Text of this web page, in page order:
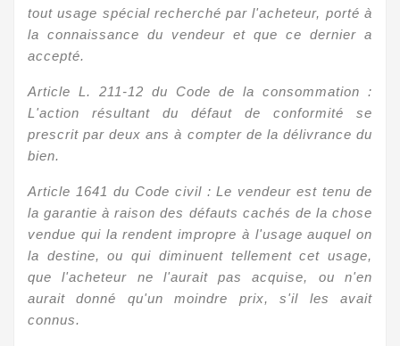
tout usage spécial recherché par l'acheteur, porté à
la connaissance du vendeur et que ce dernier a
accepté.
Article L. 211-12 du Code de la consommation :
L'action résultant du défaut de conformité se
prescrit par deux ans à compter de la délivrance du
bien.
Article 1641 du Code civil : Le vendeur est tenu de
la garantie à raison des défauts cachés de la chose
vendue qui la rendent impropre à l'usage auquel on
la destine, ou qui diminuent tellement cet usage,
que l'acheteur ne l'aurait pas acquise, ou n'en
aurait donné qu'un moindre prix, s'il les avait
connus.